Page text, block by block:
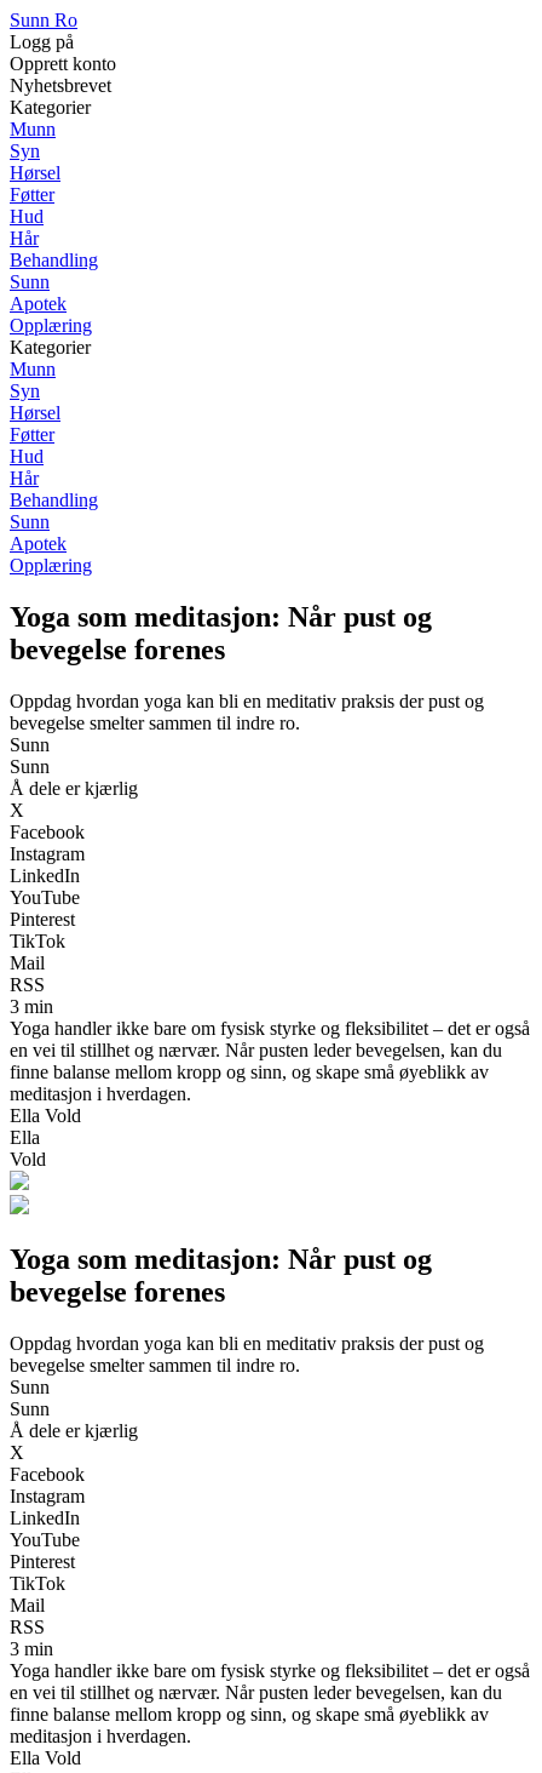
Sunn Ro
Logg på
Opprett konto
Nyhetsbrevet
Kategorier
Munn
Syn
Hørsel
Føtter
Hud
Hår
Behandling
Sunn
Apotek
Opplæring
Kategorier
Munn
Syn
Hørsel
Føtter
Hud
Hår
Behandling
Sunn
Apotek
Opplæring
Yoga som meditasjon: Når pust og
bevegelse forenes
Oppdag hvordan yoga kan bli en meditativ praksis der pust og
bevegelse smelter sammen til indre ro.
Sunn
Sunn
Å dele er kjærlig
X
Facebook
Instagram
LinkedIn
YouTube
Pinterest
TikTok
Mail
RSS
3 min
Yoga handler ikke bare om fysisk styrke og fleksibilitet – det er også
en vei til stillhet og nærvær. Når pusten leder bevegelsen, kan du
finne balanse mellom kropp og sinn, og skape små øyeblikk av
meditasjon i hverdagen.
Ella Vold
Ella
Vold
Yoga som meditasjon: Når pust og
bevegelse forenes
Oppdag hvordan yoga kan bli en meditativ praksis der pust og
bevegelse smelter sammen til indre ro.
Sunn
Sunn
Å dele er kjærlig
X
Facebook
Instagram
LinkedIn
YouTube
Pinterest
TikTok
Mail
RSS
3 min
Yoga handler ikke bare om fysisk styrke og fleksibilitet – det er også
en vei til stillhet og nærvær. Når pusten leder bevegelsen, kan du
finne balanse mellom kropp og sinn, og skape små øyeblikk av
meditasjon i hverdagen.
Ella Vold